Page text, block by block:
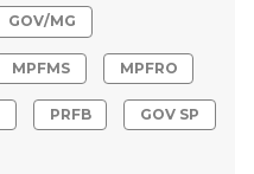
GOV/MG
MPFMS MPFRO
PRFB GOV SP